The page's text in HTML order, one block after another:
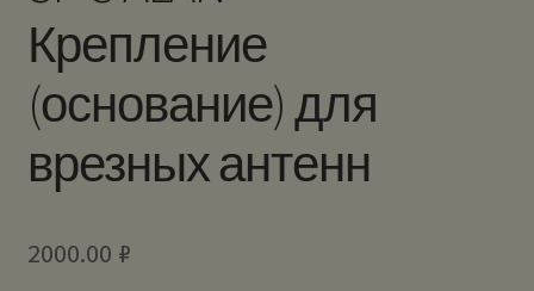
Крепление
(основание) для
врезных антенн
2000.00 ₽